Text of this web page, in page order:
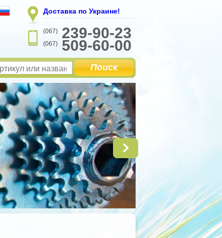
Доставка по Украине!
(067) 239-90-23
(067) 509-60-00
Поиск